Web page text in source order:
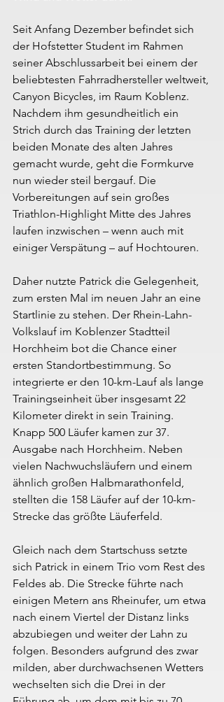
Seit Anfang Dezember befindet sich
der Hofstetter Student im Rahmen
seiner Abschlussarbeit bei einem der
beliebtesten Fahrradhersteller weltweit,
Canyon Bicycles, im Raum Koblenz.
Nachdem ihm gesundheitlich ein
Strich durch das Training der letzten
beiden Monate des alten Jahres
gemacht wurde, geht die Formkurve
nun wieder steil bergauf. Die
Vorbereitungen auf sein großes
Triathlon-Highlight Mitte des Jahres
laufen inzwischen – wenn auch mit
einiger Verspätung – auf Hochtouren.
Daher nutzte Patrick die Gelegenheit,
zum ersten Mal im neuen Jahr an eine
Startlinie zu stehen. Der Rhein-Lahn-
Volkslauf im Koblenzer Stadtteil
Horchheim bot die Chance einer
ersten Standortbestimmung. So
integrierte er den 10-km-Lauf als lange
Trainingseinheit über insgesamt 22
Kilometer direkt in sein Training.
Knapp 500 Läufer kamen zur 37.
Ausgabe nach Horchheim. Neben
vielen Nachwuchsläufern und einem
ähnlich großen Halbmarathonfeld,
stellten die 158 Läufer auf der 10-km-
Strecke das größte Läuferfeld.
Gleich nach dem Startschuss setzte
sich Patrick in einem Trio vom Rest des
Feldes ab. Die Strecke führte nach
einigen Metern ans Rheinufer, um etwa
nach einem Viertel der Distanz links
abzubiegen und weiter der Lahn zu
folgen. Besonders aufgrund des zwar
milden, aber durchwachsenen Wetters
wechselten sich die Drei in der